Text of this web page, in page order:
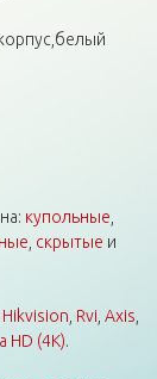
купольные
скрытые и
Hikvision Rvi Axis
HD (4K).